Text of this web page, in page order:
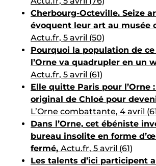
Cherbourg-Octeville. Seize
évoquent leur art au musée
Actu.fr, 5 avril (50)
Pourquoi la population de
l’Orne va quadrupler en un
Actu.fr, 5 avril (61)
Elle quitte Paris pour l’Orne
original de Chloé pour
L’Orne combattante, 4 avril
Dans l’Orne, cet ébéniste
bureau insolite en forme
fermé, Actu.fr, 5 avril (61)
Les talents d’ici participent